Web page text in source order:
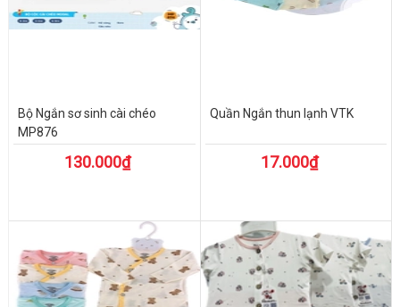
Bộ Ngắn sơ sinh cài chéo
MP876
130.000₫
Quần Ngắn thun lạnh VTK
17.000₫